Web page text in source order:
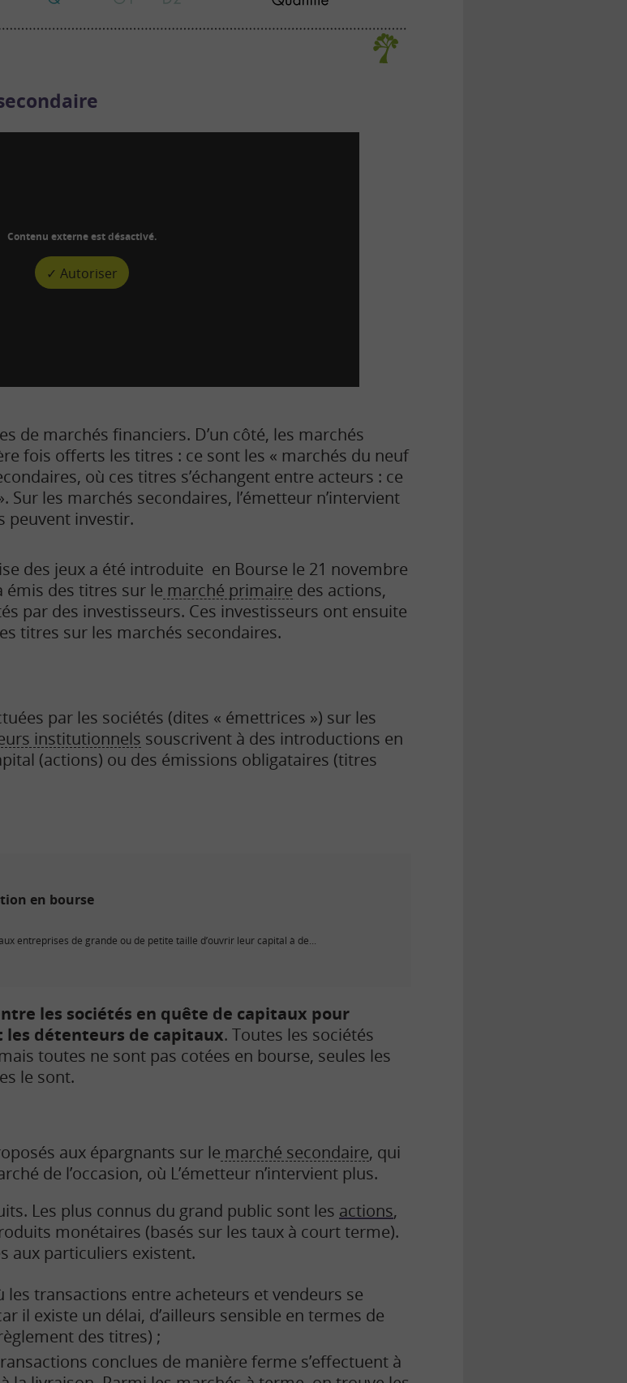
Contenu externe est désactivé.
✓ Autoriser
de marchés financiers. D’un côté, les marchés
fois offerts les titres : ce sont les « marchés du neuf
où ces titres s’échangent entre acteurs : ce
Sur les marchés secondaires, l’émetteur n’intervient
peuvent investir.
des jeux a été introduite en Bourse le 21 novembre
émis des titres sur le marché primaire des actions,
par des investisseurs. Ces investisseurs ont ensuite
titres sur les marchés secondaires.
par les sociétés (dites « émettrices ») sur les
institutionnels souscrivent à des introductions en
(actions) ou des émissions obligataires (titres
en bourse
entreprises de grande ou de petite taille d’ouvrir leur capital à de...
les sociétés en quête de capitaux pour
détenteurs de capitaux. Toutes les sociétés
toutes ne sont pas cotées en bourse, seules les
le sont.
aux épargnants sur le marché secondaire, qui
de l’occasion, où L’émetteur n’intervient plus.
Les plus connus du grand public sont les actions,
monétaires (basés sur les taux à court terme).
aux particuliers existent.
les transactions entre acheteurs et vendeurs se
il existe un délai, d’ailleurs sensible en termes de
des titres) ;
conclues de manière ferme s’effectuent à